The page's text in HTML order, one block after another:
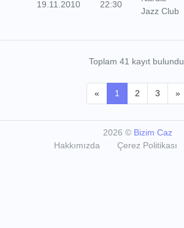
19.11.2010 22:30
Jazz Club
Toplam 41 kayıt bulundu.
« 1 2 3 »
2026 © Bizim Caz
Hakkımızda
Çerez Politikası